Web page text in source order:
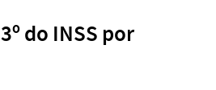
do INSS por